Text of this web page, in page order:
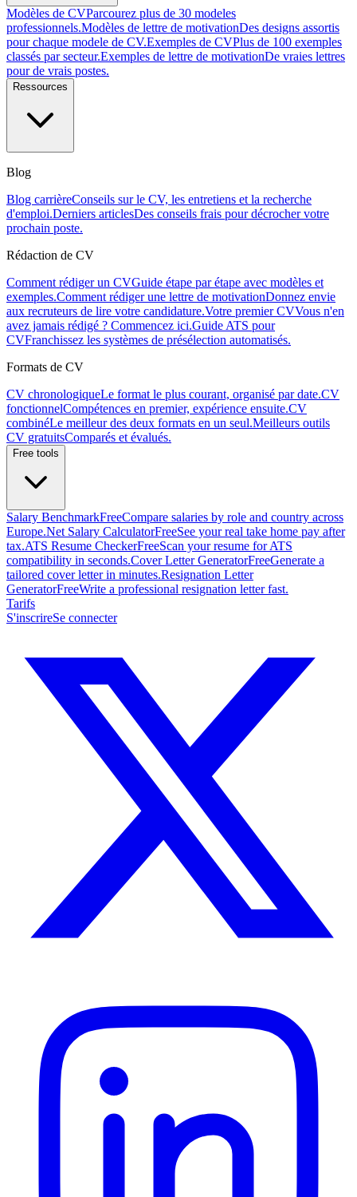
Modèles de CVParcourez plus de 30 modeles
professionnels.Modèles de lettre de motivationDes designs assortis
pour chaque modele de CV.Exemples de CVPlus de 100 exemples
classés par secteur.Exemples de lettre de motivationDe vraies lettres
pour de vrais postes.
Ressources
Blog
Blog carrièreConseils sur le CV, les entretiens et la recherche
d'emploi.Derniers articlesDes conseils frais pour décrocher votre
prochain poste.
Rédaction de CV
Comment rédiger un CVGuide étape par étape avec modèles et
exemples.Comment rédiger une lettre de motivationDonnez envie
aux recruteurs de lire votre candidature.Votre premier CVVous n'en
avez jamais rédigé ? Commencez ici.Guide ATS pour
CVFranchissez les systèmes de présélection automatisés.
Formats de CV
CV chronologiqueLe format le plus courant, organisé par date.CV
fonctionnelCompétences en premier, expérience ensuite.CV
combinéLe meilleur des deux formats en un seul.Meilleurs outils
CV gratuitsComparés et évalués.
Free tools
Salary BenchmarkFreeCompare salaries by role and country across
Europe.Net Salary CalculatorFreeSee your real take home pay after
tax.ATS Resume CheckerFreeScan your resume for ATS
compatibility in seconds.Cover Letter GeneratorFreeGenerate a
tailored cover letter in minutes.Resignation Letter
GeneratorFreeWrite a professional resignation letter fast.
Tarifs
S'inscrireSe connecter